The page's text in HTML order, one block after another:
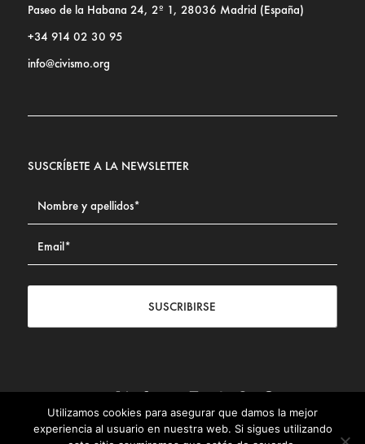
Paseo de la Habana 24, 2º 1, 28036 Madrid (España)
+34 914 02 30 95
info@civismo.org
SUSCRÍBETE A LA NEWSLETTER
SUSCRIBIRSE
Contacto|Aviso legal| Política de privacidad| Política de
Cookies
Utilizamos cookies para asegurar que damos la mejor
experiencia al usuario en nuestra web. Si sigues utilizando